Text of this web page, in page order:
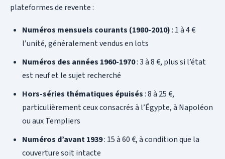
plateformes de revente :
Numéros mensuels courants (1980-2010): 1 à 4 €
l’unité, généralement vendus en lots
Numéros des années 1960-1970: 3 à 8 €, plus si l’état
est neuf et le sujet recherché
Hors-séries thématiques épuisés: 8 à 25 €,
particulièrement ceux consacrés à l’Égypte, à Napoléon
ou aux Templiers
Numéros d’avant 1939: 15 à 60 €, à condition que la
couverture soit intacte